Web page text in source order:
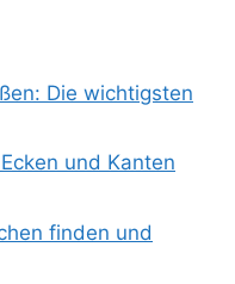
Die wichtigsten
und Kanten
finden und